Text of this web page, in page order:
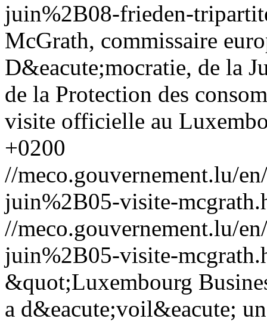
juin%2B08-frieden-
McGrath, commissaire
D&eacute;mocratie, de la
de la Protection des
visite officielle au
+0200
//meco.gouvernement.lu/
juin%2B05-visite-
//meco.gouvernement.lu/
juin%2B05-visite-
&quot;Luxembourg
a d&eacute;voil&eacute;